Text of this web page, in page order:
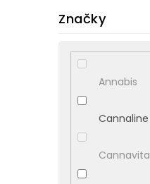
Značky
Annabis
Cannaline
Cannavita